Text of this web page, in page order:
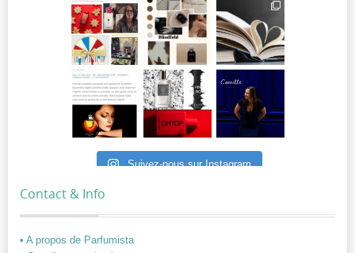
Suivez-nous sur Instagram
Contact & Info
• A propos de Parfumista